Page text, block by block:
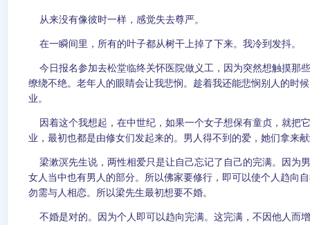
从来没有像彼时一样，感觉失去尊严。
在一瞬间里，所有的叶子都从树干上掉了下来。我冷到发抖。
今日报名参加去松堂临终关怀医院做义工，因为突然想触摸那
缭绕不绝。老年人的眼睛会让我悲悯。趁着我还能悲悯别人的时
业。
因着这个我想起，在中世纪，如果一个女子想保有童贞，就把
业，最初也都是由修女们发起来的。男人得不到的爱，她们拿来
梁漱溟先生说，两性相爱只是让自己忘记了自己的完满。因为
女人当中也有男人的部分。所以佛家要修行，即可以使个人趋向
勿需与人相恋。所以梁先生最初想要不婚。
不婚是对的。因为个人即可以趋向完满。这完满，不因他人而